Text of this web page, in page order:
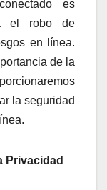
es
el robo de
en línea.
de la
la seguridad
Privacidad